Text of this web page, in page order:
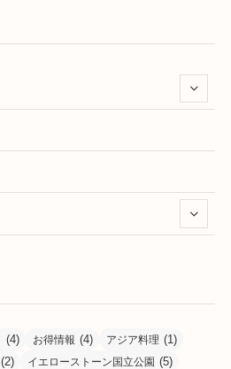
(4) お得情報 (4) アジア料理 (1)
(2) イエローストーン国立公園 (5)